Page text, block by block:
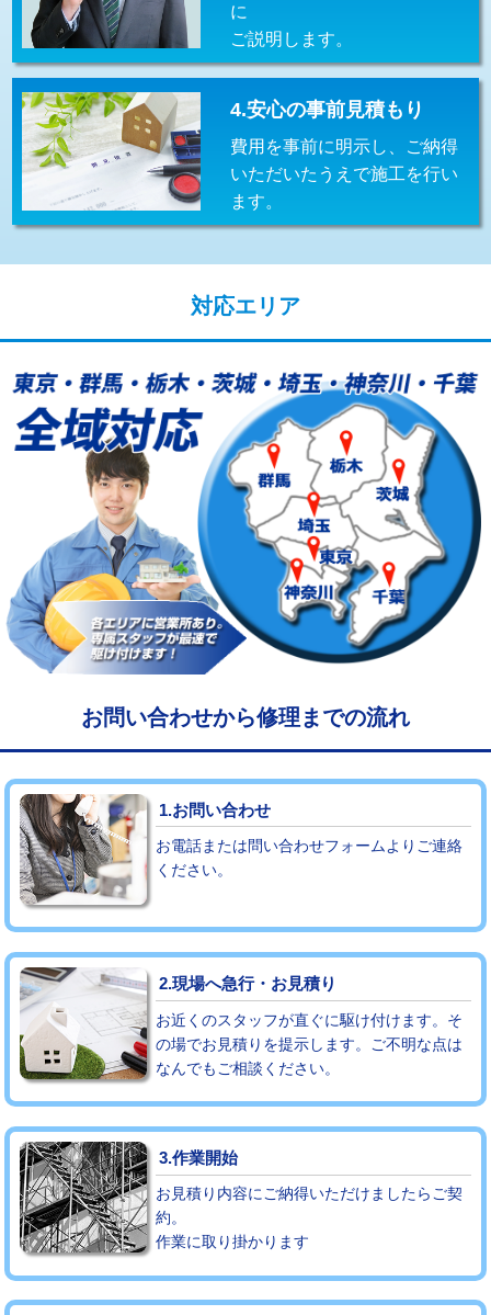
持込商品取付（混合水栓） 16,500円
持込商品取付（浄水器・分岐水栓） 16,500円
給水管工事※（ホール加工) 16,500円
給水管工事※（バンド止め) 3,300円
給水管工事※（支持金具設置)
業)
給水管工事※（塩ビ管（VP・HI）使
用/3ｍまで)
33,000円
給水管工事※（塩ビ管（VP・HI）使
用（追加）/3ｍ超え)
+8,800円
給水管工事※（ライニング鋼管・銅
管・ポリ管・HT管使用/3ｍまで)
44,000円
給水管工事※（ライニング鋼管・銅
管・ポリ管・HT管使用/3ｍ超え)
+8,800円
マス交換（土の掘削・埋め戻し作業） 11,000円~
マス交換（深さ50㎝未満） 55,000円
マス交換（深さ50㎝以上） 66,000円
コンクリート斫り（厚さ10㎝まで）
コンクリート斫り（厚さ10㎝超え） 38,500円
モルタル補修（厚さ10㎝まで）
モルタル補修（厚さ10㎝超え） 38,500円
追加人工 16,500円
廃棄・処分 現場見積
※給水管工事は20mmまでの価格です。
に
ご説明します。
4.安心の事前見積もり
費用を事前に明示し、ご納得
いただいたうえで施工を行い
ます。
対応エリア
お問い合わせから修理までの流れ
1.お問い合わせ
お電話または問い合わせフォームよりご連絡
ください。
2.現場へ急行・お見積り
お近くのスタッフが直ぐに駆け付けます。そ
の場でお見積りを提示します。ご不明な点は
なんでもご相談ください。
3.作業開始
お見積り内容にご納得いただけましたらご契
約。
作業に取り掛かります